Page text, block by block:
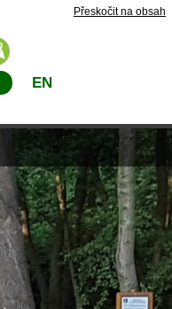
Přeskočit na obsah
EN